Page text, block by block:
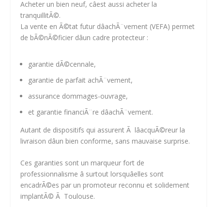
Acheter un bien neuf, câest aussi acheter la
tranquillitÃ©.
Lavente en Ã©tat futur dâachÃ¨vement (VEFA) permet
de bÃ©nÃ©ficier dâun cadre protecteur :
garantie dÃ©cennale,
garantie de parfait achÃ¨vement,
assurance dommages-ouvrage,
et garantie financiÃ¨re dâachÃ¨vement.
Autant de dispositifs qui assurent Ã lâacquÃ©reur la
livraison dâun bien conforme, sans mauvaise surprise.
Ces garanties sont un marqueur fort de
professionnalisme â surtout lorsquâelles sont
encadrÃ©es par un promoteur reconnu et solidement
implantÃ© Ã Toulouse.